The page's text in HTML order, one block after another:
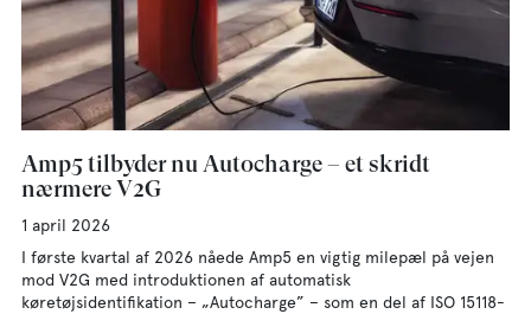
Amp5 tilbyder nu Autocharge – et skridt
nærmere V2G
1 april 2026
I første kvartal af 2026 nåede Amp5 en vigtig milepæl på vejen
mod V2G med introduktionen af automatisk
køretøjsidentifikation – „Autocharge” – som en del af ISO 15118-